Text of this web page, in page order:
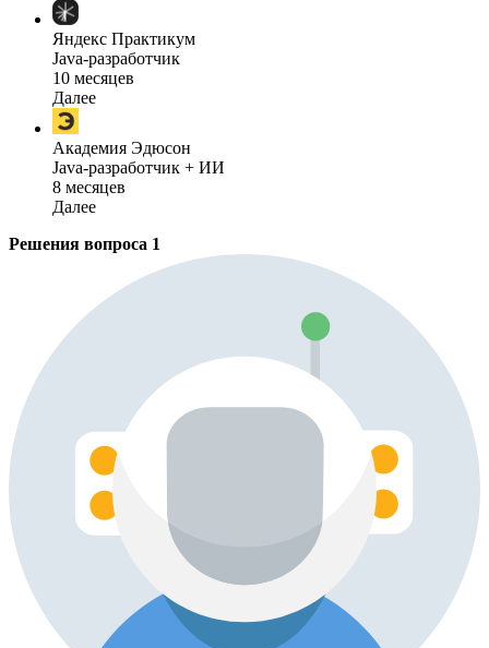
Яндекс Практикум
Java-разработчик
10 месяцев
Далее
Академия Эдюсон
Java-разработчик + ИИ
8 месяцев
Далее
Решения вопроса 1